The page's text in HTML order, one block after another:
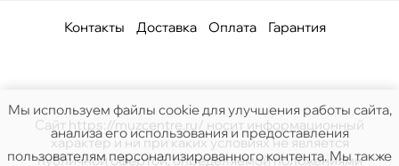
Контакты Доставка Оплата Гарантия
Сайт https://muzcentre.ru/ носит информационный
характер и ни при каких условиях не является
публичной офертой, определяемой положениями
Мы используем файлы cookie для улучшения работы сайта,
анализа его использования и предоставления
пользователям персонализированного контента. Мы также